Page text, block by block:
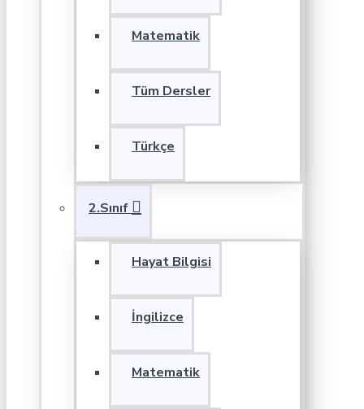
Matematik
Tüm Dersler
Türkçe
2.Sınıf
Hayat Bilgisi
İngilizce
Matematik